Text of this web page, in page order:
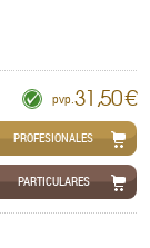
pvp. 31,50 €
QUITARPROFESIONALES
PARTICULARES